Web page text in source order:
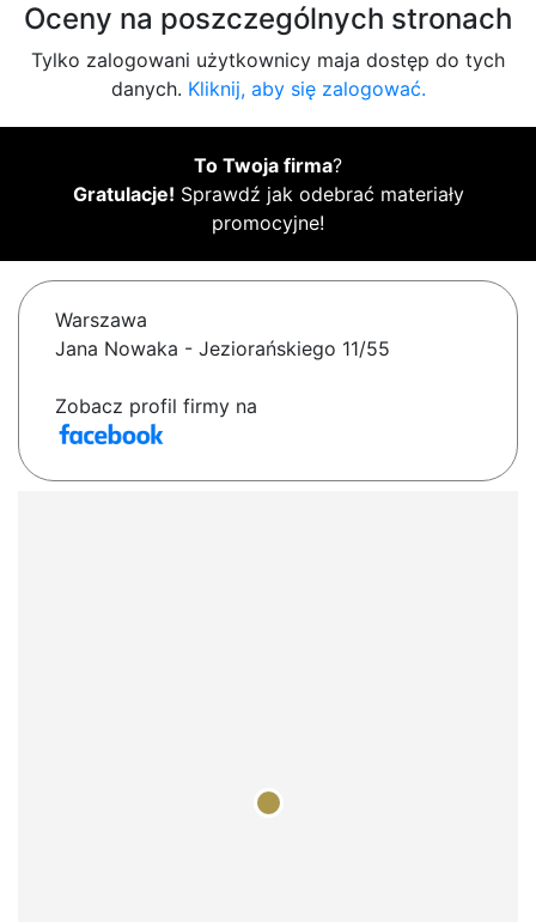
Oceny na poszczególnych stronach
Tylko zalogowani użytkownicy maja dostęp do tych
danych. Kliknij, aby się zalogować.
To Twoja firma?
Gratulacje! Sprawdź jak odebrać materiały
promocyjne!
Warszawa
Jana Nowaka - Jeziorańskiego 11/55
Zobacz profil firmy na